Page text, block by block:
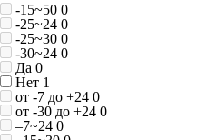
-15~50 0
-25~24 0
-25~30 0
-30~24 0
Да 0
Нет 1
от -7 до +24 0
от -30 до +24 0
–7~24 0